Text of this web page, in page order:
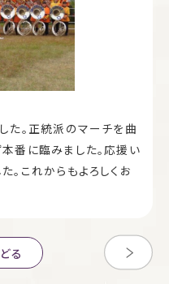
た。正統派のマーチを曲
番に臨みました。応援い
。これからもよろしくお
る